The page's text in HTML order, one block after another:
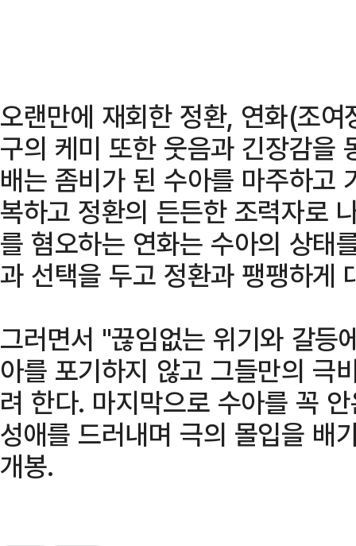
오랜만에 재회한 정환, 연화(조
구의 케미 또한 웃음과 긴장감을
배는 좀비가 된 수아를 마주하고
복하고 정환의 든든한 조력자로
를 혐오하는 연화는 수아의 상태
과 선택을 두고 정환과 팽팽하게
그러면서 "끊임없는 위기와 갈등
아를 포기하지 않고 그들만의 극
려 한다. 마지막으로 수아를 꼭
성애를 드러내며 극의 몰입을 배
개봉.